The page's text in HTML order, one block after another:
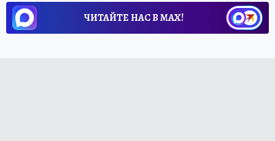
ЧИТАЙТЕ НАС В МАХ!